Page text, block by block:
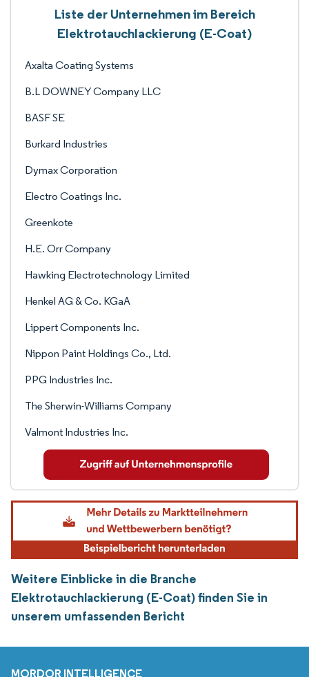
Liste der Unternehmen im Bereich
Elektrotauchlackierung (E-Coat)
Axalta Coating Systems
B.L DOWNEY Company LLC
BASF SE
Burkard Industries
Dymax Corporation
Electro Coatings Inc.
Greenkote
H.E. Orr Company
Hawking Electrotechnology Limited
Henkel AG & Co. KGaA
Lippert Components Inc.
Nippon Paint Holdings Co., Ltd.
PPG Industries Inc.
The Sherwin-Williams Company
Valmont Industries Inc.
Weitere Einblicke in die Branche
Elektrotauchlackierung (E-Coat) finden Sie in
unserem umfassenden Bericht
MORDOR INTELLIGENCE